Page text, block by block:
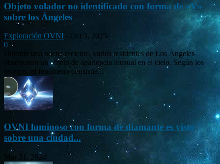
Objeto volador no identificado con forma de «V»
sobre los Ángeles
Exploración OVNI - Oct 5, 2025
0
Durante una noche reciente, varios residentes de Los Ángeles
observaron un objeto de apariencia inusual en el cielo. Según los
testigos, el fenómeno consistía...
OVNI luminoso con forma de diamante es visto
sobre una ciudad...
Mar 31, 2024